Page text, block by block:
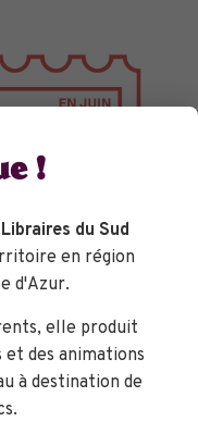
!
Libraires du Sud
en région
d'Azur.
elle produit
des animations
à destination de